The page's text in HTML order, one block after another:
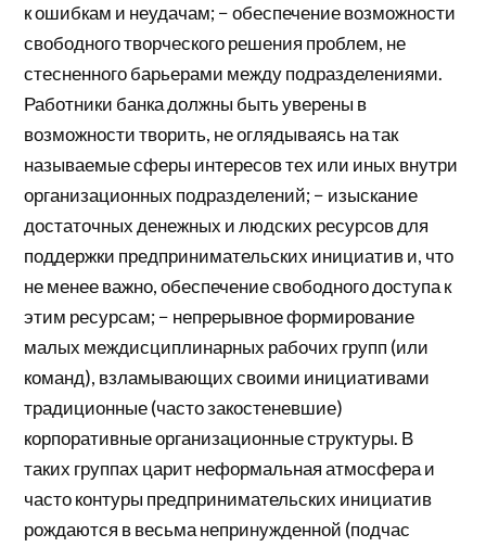
к ошибкам и неудачам; − обеспечение возможности
свободного творческого решения проблем, не
стесненного барьерами между подразделениями.
Работники банка должны быть уверены в
возможности творить, не оглядываясь на так
называемые сферы интересов тех или иных внутри
организационных подразделений; − изыскание
достаточных денежных и людских ресурсов для
поддержки предпринимательских инициатив и, что
не менее важно, обеспечение свободного доступа к
этим ресурсам; − непрерывное формирование
малых междисциплинарных рабочих групп (или
команд), взламывающих своими инициативами
традиционные (часто закостеневшие)
корпоративные организационные структуры. В
таких группах царит неформальная атмосфера и
часто контуры предпринимательских инициатив
рождаются в весьма непринужденной (подчас